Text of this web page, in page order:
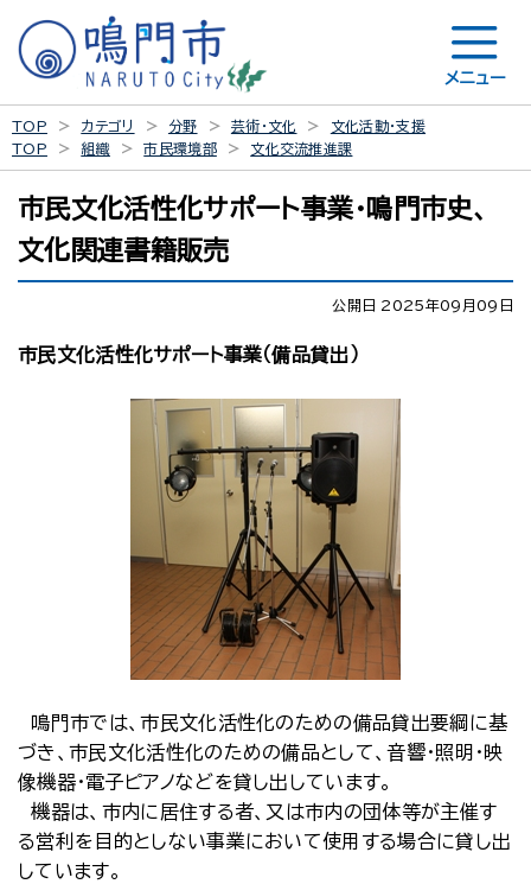
メニュー
TOP カテゴリ 分野 芸術・文化
文化活動・支援
TOP
組織 市民環境部 文化交流推進課
市民文化活性化サポート事業・鳴門市史、
文化関連書籍販売
公開日 2025年09月09日
市民文化活性化サポート事業（備品貸出）
鳴門市では、市民文化活性化のための備品貸出要綱に基
づき、市民文化活性化のための備品として、音響・照明・映
像機器・電子ピアノなどを貸し出しています。
機器は、市内に居住する者、又は市内の団体等が主催す
る営利を目的としない事業において使用する場合に貸し出
しています。